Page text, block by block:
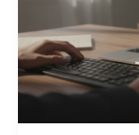
l’ENT
via
votre
compte